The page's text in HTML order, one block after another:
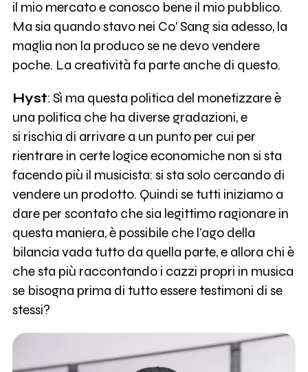
il mio mercato e conosco bene il mio pubblico.
Ma sia quando stavo nei Co' Sang sia adesso, la
maglia non la produco se ne devo vendere
poche. La creatività fa parte anche di questo.
Hyst: Sì ma questa politica del monetizzare è
una politica che ha diverse gradazioni, e
si rischia di arrivare a un punto per cui per
rientrare in certe logice economiche non si sta
facendo più il musicista: si sta solo cercando di
vendere un prodotto. Quindi se tutti iniziamo a
dare per scontato che sia legittimo ragionare in
questa maniera, è possibile che l’ago della
bilancia vada tutto da quella parte, e allora chi è
che sta più raccontando i cazzi propri in musica
se bisogna prima di tutto essere testimoni di se
stessi?